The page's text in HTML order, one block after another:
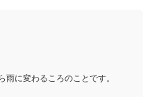
に変わるころのことです。